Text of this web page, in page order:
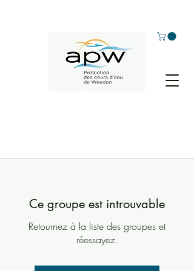
Ce groupe est introuvable
Retournez à la liste des groupes et
réessayez.